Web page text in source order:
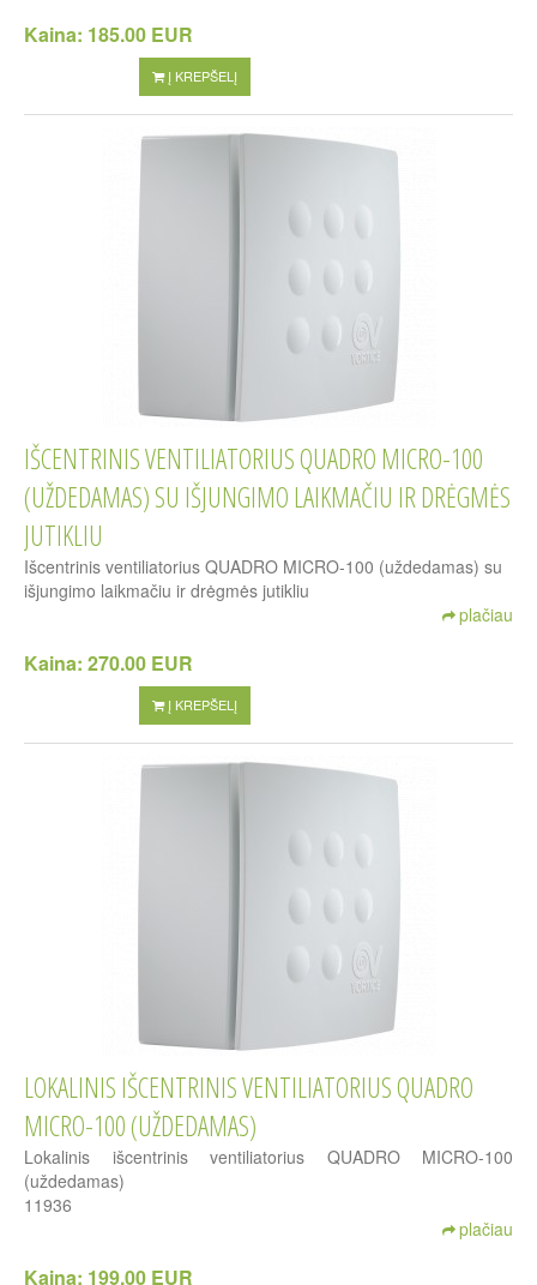
Kaina: 185.00 EUR
Į KREPŠELĮ
IŠCENTRINIS VENTILIATORIUS QUADRO MICRO-100
(UŽDEDAMAS) SU IŠJUNGIMO LAIKMAČIU IR DRĖGMĖS
JUTIKLIU
Išcentrinis ventiliatorius QUADRO MICRO-100 (uždedamas) su
išjungimo laikmačiu ir drėgmės jutikliu
plačiau
Kaina: 270.00 EUR
Į KREPŠELĮ
LOKALINIS IŠCENTRINIS VENTILIATORIUS QUADRO
MICRO-100 (UŽDEDAMAS)
Lokalinis išcentrinis ventiliatorius QUADRO MICRO-100
(uždedamas)
11936
plačiau
Kaina: 199.00 EUR